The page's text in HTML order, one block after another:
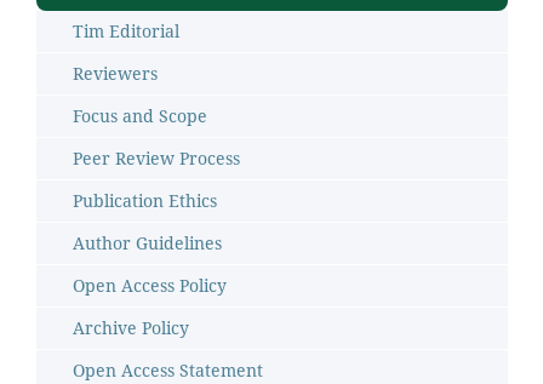
Tim Editorial
Reviewers
Focus and Scope
Peer Review Process
Publication Ethics
Author Guidelines
Open Access Policy
Archive Policy
Open Access Statement